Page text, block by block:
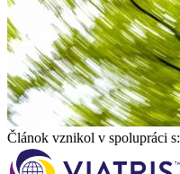
Článok vznikol v spolupráci s: